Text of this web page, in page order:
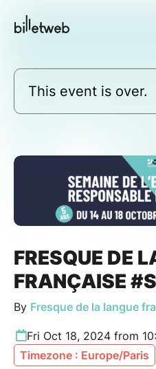
This event is over.
FRESQUE DE
FRANÇAISE
By Fresque de la langue
Fri Oct 18, 2024 from
Timezone : Europe/Paris